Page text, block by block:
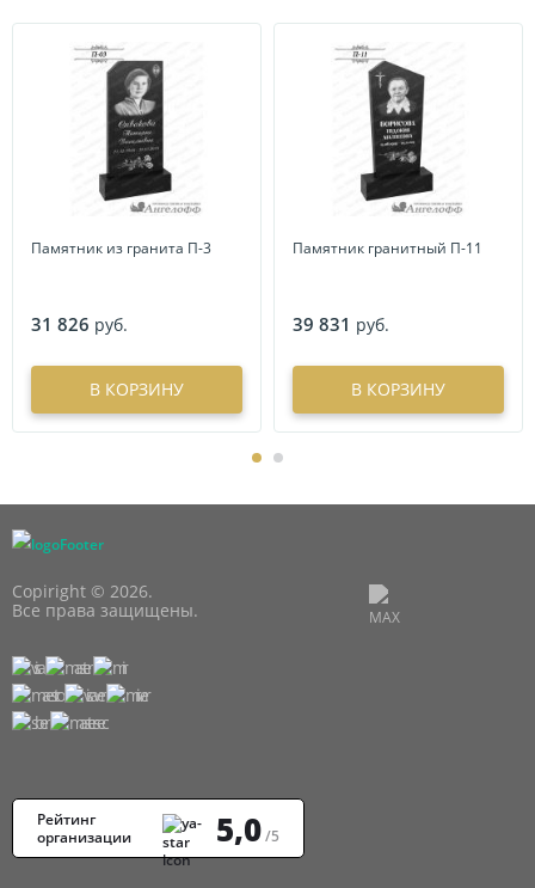
Памятник из гранита П-3
31 826 руб.
В КОРЗИНУ
Памятник гранитный П-11
39 831 руб.
В КОРЗИНУ
Copiright © 2026.
Все права защищены.
Рейтинг
организации
5,0/5